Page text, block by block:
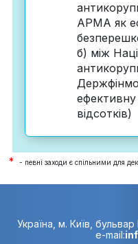
АРМА як
б) між
відсотків)
* - певні заходи є спільними для
Україна, м. Київ,
e-mail: